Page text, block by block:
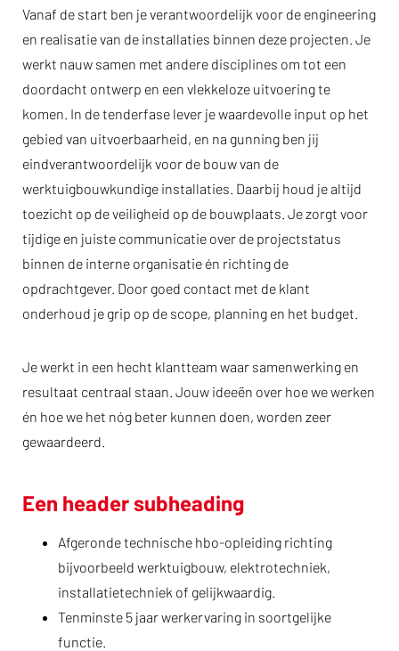
Vanaf de start ben je verantwoordelijk voor de engineering
en realisatie van de installaties binnen deze projecten. Je
werkt nauw samen met andere disciplines om tot een
doordacht ontwerp en een vlekkeloze uitvoering te
komen. In de tenderfase lever je waardevolle input op het
gebied van uitvoerbaarheid, en na gunning ben jij
eindverantwoordelijk voor de bouw van de
werktuigbouwkundige installaties. Daarbij houd je altijd
toezicht op de veiligheid op de bouwplaats. Je zorgt voor
tijdige en juiste communicatie over de projectstatus
binnen de interne organisatie én richting de
opdrachtgever. Door goed contact met de klant
onderhoud je grip op de scope, planning en het budget.
Je werkt in een hecht klantteam waar samenwerking en
resultaat centraal staan. Jouw ideeën over hoe we werken
én hoe we het nóg beter kunnen doen, worden zeer
gewaardeerd.
Een header subheading
Afgeronde technische hbo-opleiding richting
bijvoorbeeld werktuigbouw, elektrotechniek,
installatietechniek of gelijkwaardig.
Tenminste 5 jaar werkervaring in soortgelijke
functie.